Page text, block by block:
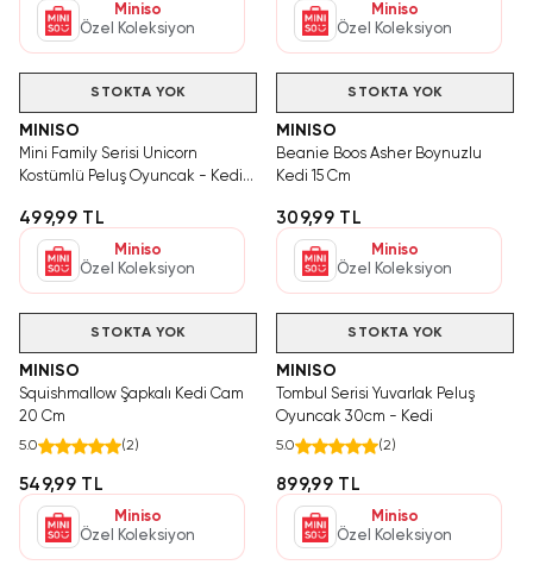
Miniso
Özel Koleksiyon
Miniso
Özel Koleksiyon
STOKTA YOK
MINISO
Mini Family Serisi Unicorn
Kostümlü Peluş Oyuncak - Kedi
499,99 TL
Miniso
Özel Koleksiyon
STOKTA YOK
MINISO
Beanie Boos Asher Boynuzlu
Kedi 15 Cm
309,99 TL
Miniso
Özel Koleksiyon
STOKTA YOK
MINISO
Squishmallow Şapkalı Kedi Cam
20 Cm
5.0 (2)
549,99 TL
Miniso
Özel Koleksiyon
STOKTA YOK
MINISO
Tombul Serisi Yuvarlak Peluş
Oyuncak 30cm - Kedi
5.0 (2)
899,99 TL
Miniso
Özel Koleksiyon